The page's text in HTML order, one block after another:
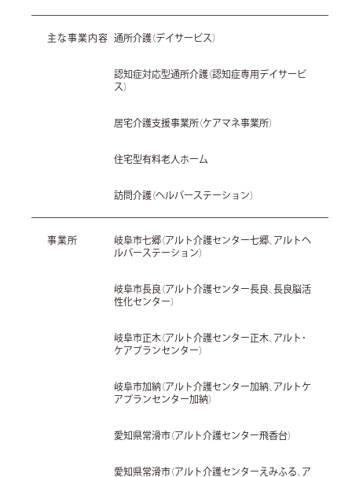
主な事業内容 通所介護（デイサービス）
認知症対応型通所介護（認知症専用デイサービ
ス）
居宅介護支援事業所（ケアマネ事業所）
住宅型有料老人ホーム
訪問介護（ヘルパーステーション）
事業所
岐阜市七郷（アルト介護センター七郷、アルトヘ
ルパーステーション）
岐阜市長良（アルト介護センター長良、長良脳活
性化センター）
岐阜市正木（アルト介護センター正木、アルト・
ケアプランセンター）
岐阜市加納（アルト介護センター加納、アルトケ
アプランセンター加納）
愛知県常滑市（アルト介護センター飛香台）
愛知県常滑市（アルト介護センターえみふる、ア